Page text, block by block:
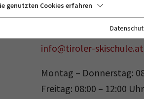
Tel.: +43 512 / 58 60 70
Fax: +43 512 / 58 60 70 -
info@tiroler-skischule.at
Montag – Donnerstag:
Freitag: 08:00 – 12:00
genutzten Cookies erfahren